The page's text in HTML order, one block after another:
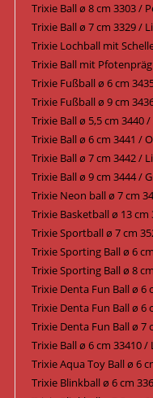
Trixie Ball ø 8 cm 3303 /
Trixie Ball ø 7 cm 3329 /
Trixie Lochball mit
Trixie Ball mit
Trixie Fußball ø 6 cm
Trixie Fußball ø 9 cm
Trixie Ball ø 5,5 cm 3440
Trixie Ball ø 6 cm 3441 /
Trixie Ball ø 7 cm 3442 /
Trixie Ball ø 9 cm 3444 /
Trixie Neon ball ø 7 cm
Trixie Basketball ø 13 cm
Trixie Sportball ø 7 cm
Trixie Sporting Ball ø 6
Trixie Sporting Ball ø 8
Trixie Denta Fun Ball ø 6
Trixie Denta Fun Ball ø 6
Trixie Denta Fun Ball ø 7
Trixie Ball ø 6 cm 33410
Trixie Aqua Toy Ball ø 6
Trixie Blinkball ø 6 cm